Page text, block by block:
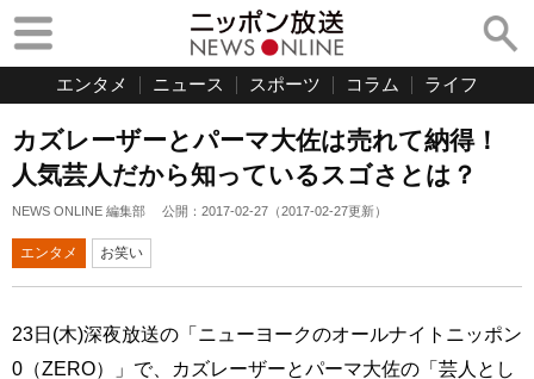
エンタメ ニュース スポーツ コラム ライフ
カズレーザーとパーマ大佐は売れて納得！
人気芸人だから知っているスゴさとは？
NEWS ONLINE 編集部 公開： 2017-02-27 （2017-02-27更新）
エンタメ お笑い
23日(木)深夜放送の「ニューヨークのオールナイトニッポン
0（ZERO）」で、カズレーザーとパーマ大佐の「芸人とし